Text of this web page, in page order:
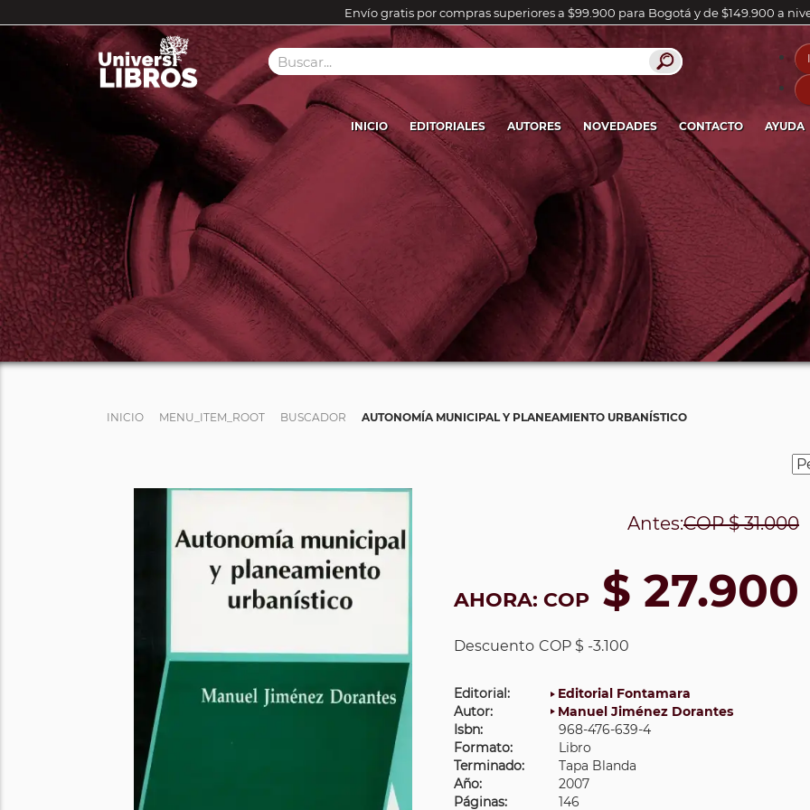
Envío gratis por compras superiores a $99.900 para Bogotá y de $149.900 a
INICIO EDITORIALES AUTORES NOVEDADES CONTACTO AYUDA
INICIO MENU_ITEM_ROOT BUSCADOR AUTONOMÍA MUNICIPAL Y PLANEAMIENTO URBANÍSTICO
Antes:COP$ 31.000
AHORA: COP $ 27.900
Descuento COP $ -3.100
Editorial:
Editorial Fontamara
Autor:
Manuel Jiménez Dorantes
Isbn:
968-476-639-4
Formato:
Libro
Terminado:
Tapa Blanda
Año:
2007
Páginas:
146